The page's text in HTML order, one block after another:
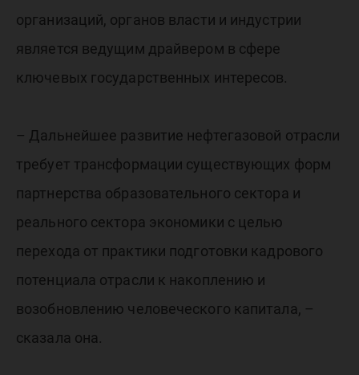
организаций, органов власти и индустрии
является ведущим драйвером в сфере
ключевых государственных интересов.
– Дальнейшее развитие нефтегазовой отрасли
требует трансформации существующих форм
партнерства образовательного сектора и
реального сектора экономики с целью
перехода от практики подготовки кадрового
потенциала отрасли к накоплению и
возобновлению человеческого капитала, –
сказала она.